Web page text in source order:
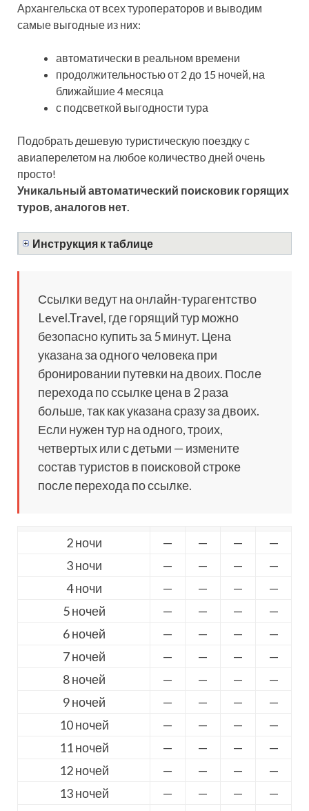
Архангельска от всех туроператоров и выводим
самые выгодные из них:
автоматически в реальном времени
продолжительностью от 2 до 15 ночей, на
ближайшие 4 месяца
с подсветкой выгодности тура
Подобрать дешевую туристическую поездку с
авиаперелетом на любое количество дней очень
просто!
Уникальный автоматический поисковик горящих
туров, аналогов нет.
Инструкция к таблице
Ссылки ведут на онлайн-турагентство
Level.Travel, где горящий тур можно
безопасно купить за 5 минут. Цена
указана за одного человека при
бронировании путевки на двоих. После
перехода по ссылке цена в 2 раза
больше, так как указана сразу за двоих.
Если нужен тур на одного, троих,
четвертых или с детьми — измените
состав туристов в поисковой строке
после перехода по ссылке.
2 ночи — — —
—
3 ночи
— — —
—
4 ночи
— — —
—
5 ночей
— — —
—
6 ночей
— — —
—
7 ночей
— — —
—
8 ночей
— — —
—
9 ночей
— — —
—
10 ночей
— — —
—
11 ночей
— — —
—
12 ночей
— — —
—
13 ночей
— — —
—